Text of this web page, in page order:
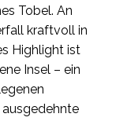
Tobel. An
kraftvoll in
Highlight ist
Insel – ein
ausgedehnte